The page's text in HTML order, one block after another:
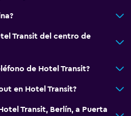
Transit del centro de
de Hotel Transit?
en Hotel Transit?
Transit, Berlín, a Puerta